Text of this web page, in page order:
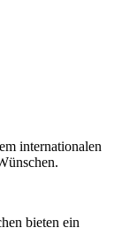
internationalen
bieten ein